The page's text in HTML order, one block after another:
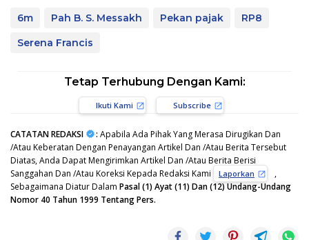
6m Pah B. S. Messakh Pekan pajak
RP8
Serena Francis
Tetap Terhubung Dengan Kami:
Ikuti Kami Subscribe
CATATAN REDAKSI : Apabila Ada Pihak Yang Merasa Dirugikan Dan
/Atau Keberatan Dengan Penayangan Artikel Dan /Atau Berita Tersebut
Diatas, Anda Dapat Mengirimkan Artikel Dan /Atau Berita Berisi
Sanggahan Dan /Atau Koreksi Kepada Redaksi Kami
Laporkan
,
Sebagaimana Diatur Dalam Pasal (1) Ayat (11) Dan (12) Undang-Undang
Nomor 40 Tahun 1999 Tentang Pers.